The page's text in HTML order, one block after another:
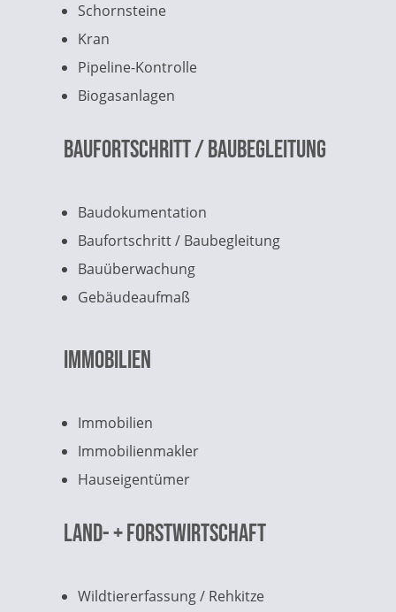
Schornsteine
Kran
Pipeline-Kontrolle
Biogasanlagen
Baufortschritt / Baubegleitung
Baudokumentation
Baufortschritt / Baubegleitung
Bauüberwachung
Gebäudeaufmaß
Immobilien
Immobilien
Immobilienmakler
Hauseigentümer
Land- + Forstwirtschaft
Wildtiererfassung / Rehkitze